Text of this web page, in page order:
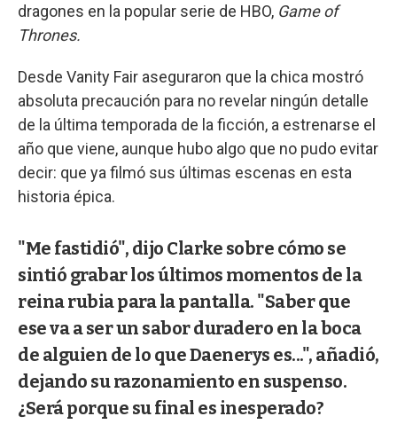
dragones en la popular serie de HBO, Game of
Thrones.
Desde Vanity Fair aseguraron que la chica mostró
absoluta precaución para no revelar ningún detalle
de la última temporada de la ficción, a estrenarse el
año que viene, aunque hubo algo que no pudo evitar
decir: que ya filmó sus últimas escenas en esta
historia épica.
"Me fastidió", dijo Clarke sobre cómo se
sintió grabar los últimos momentos de la
reina rubia para la pantalla. "Saber que
ese va a ser un sabor duradero en la boca
de alguien de lo que Daenerys es...", añadió,
dejando su razonamiento en suspenso.
¿Será porque su final es inesperado?